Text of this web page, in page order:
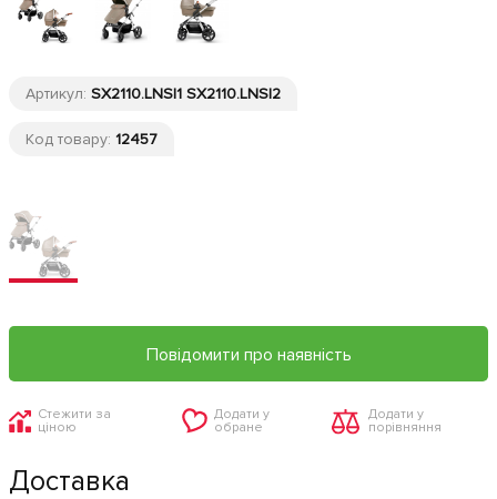
Артикул: SX2110.LNSI1 SX2110.LNSI2
Код товару: 12457
Повідомити про наявність
Стежити за
ціною
Додати у
обране
Додати у
порівняння
Доставка